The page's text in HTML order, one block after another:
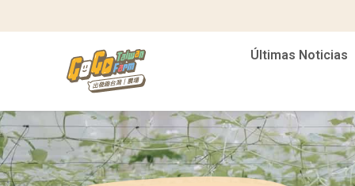
Últimas Noticias